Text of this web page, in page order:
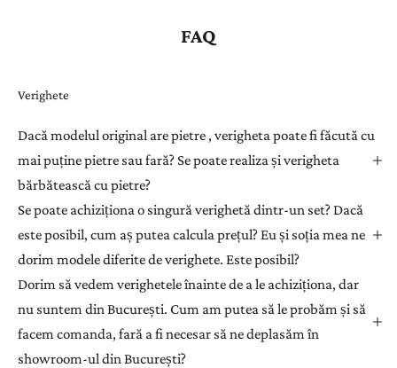
FAQ
Verighete
Dacă modelul original are pietre , verigheta poate fi făcută cu
mai puține pietre sau fară? Se poate realiza și verigheta
bărbătească cu pietre?
Se poate achiziționa o singură verighetă dintr-un set? Dacă
este posibil, cum aș putea calcula prețul? Eu și soția mea ne
dorim modele diferite de verighete. Este posibil?
Dorim să vedem verighetele înainte de a le achiziționa, dar
nu suntem din București. Cum am putea să le probăm și să
facem comanda, fară a fi necesar să ne deplasăm în
showroom-ul din București?